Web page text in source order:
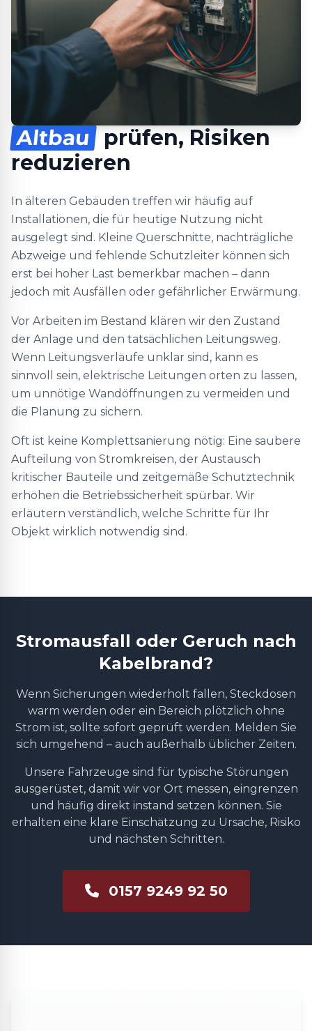
Altbau
prüfen, Risiken
reduzieren
In älteren Gebäuden treffen wir häufig auf
Installationen, die für heutige Nutzung nicht
ausgelegt sind. Kleine Querschnitte, nachträgliche
Abzweige und fehlende Schutzleiter können sich
erst bei hoher Last bemerkbar machen – dann
jedoch mit Ausfällen oder gefährlicher Erwärmung.
Vor Arbeiten im Bestand klären wir den Zustand
der Anlage und den tatsächlichen Leitungsweg.
Wenn Leitungsverläufe unklar sind, kann es
sinnvoll sein, elektrische Leitungen orten zu lassen,
um unnötige Wandöffnungen zu vermeiden und
die Planung zu sichern.
Oft ist keine Komplettsanierung nötig: Eine saubere
Aufteilung von Stromkreisen, der Austausch
kritischer Bauteile und zeitgemäße Schutztechnik
erhöhen die Betriebssicherheit spürbar. Wir
erläutern verständlich, welche Schritte für Ihr
Objekt wirklich notwendig sind.
Stromausfall oder Geruch nach
Kabelbrand?
Wenn Sicherungen wiederholt fallen, Steckdosen
warm werden oder ein Bereich plötzlich ohne
Strom ist, sollte sofort geprüft werden. Melden Sie
sich umgehend – auch außerhalb üblicher Zeiten.
Unsere Fahrzeuge sind für typische Störungen
ausgerüstet, damit wir vor Ort messen, eingrenzen
und häufig direkt instand setzen können. Sie
erhalten eine klare Einschätzung zu Ursache, Risiko
und nächsten Schritten.
0157 9249 92 50